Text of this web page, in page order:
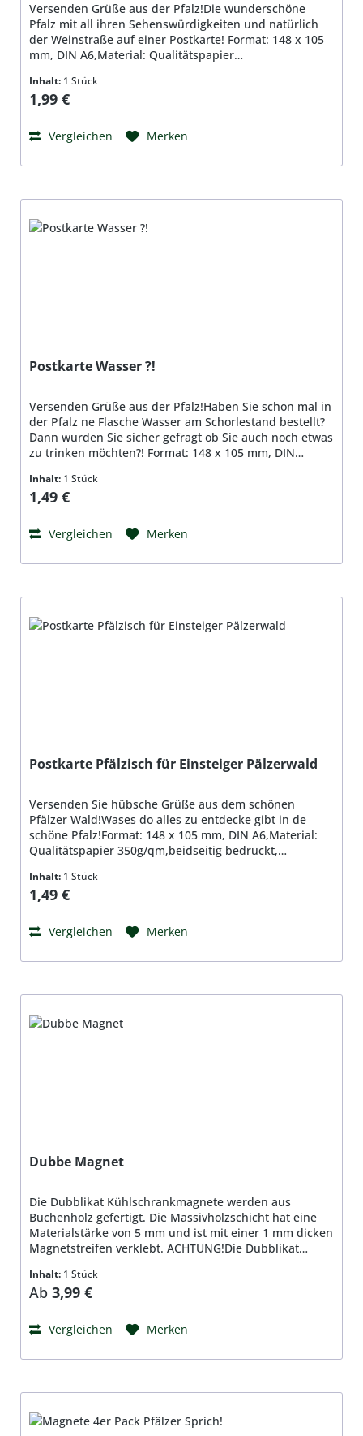
Versenden Grüße aus der Pfalz!Die wunderschöne
Pfalz mit all ihren Sehenswürdigkeiten und natürlich
der Weinstraße auf einer Postkarte! Format: 148 x 105
mm, DIN A6,Material: Qualitätspapier
Inhalt: 1 Stück
Regulärer Preis:
1,99 €
Vergleichen Merken
Postkarte Wasser ?!
Versenden Grüße aus der Pfalz!Haben Sie schon mal in
der Pfalz ne Flasche Wasser am Schorlestand bestellt?
Dann wurden Sie sicher gefragt ob Sie auch noch etwas
zu trinken möchten?! Format: 148 x 105 mm, DIN
bedruckt, hochglanzbeschichtet
Inhalt: 1 Stück
Regulärer Preis:
1,49 €
Vergleichen Merken
Postkarte Pfälzisch für Einsteiger Pälzerwald
Versenden Sie hübsche Grüße aus dem schönen
Pfälzer Wald!Wases do alles zu entdecke gibt in de
schöne Pfalz!Format: 148 x 105 mm, DIN A6,Material:
Qualitätspapier 350g/qm,beidseitig bedruckt,
Inhalt: 1 Stück
Regulärer Preis:
1,49 €
Vergleichen Merken
Dubbe Magnet
Die Dubblikat Kühlschrankmagnete werden aus
Buchenholz gefertigt. Die Massivholzschicht hat eine
Materialstärke von 5 mm und ist mit einer 1 mm dicken
Magnetstreifen verklebt. ACHTUNG!Die Dubblikat
Außenbereich geeignet!Um Rissbildungen zu
vermeiden, sollten die Kühlschrankmagnete NICHT
Temperaturschwankungen ausgesetzt werden!Bitte
beachten Sie folgende Sicherheitshinweise:ACHTUNG:-
Magnete nicht in die Hände von Kindern geben!
Darm festsetzen und lebensgefährliche
Inhalt: 1 Stück
Regulärer Preis:
Ab 3,99 €
Vergleichen Merken